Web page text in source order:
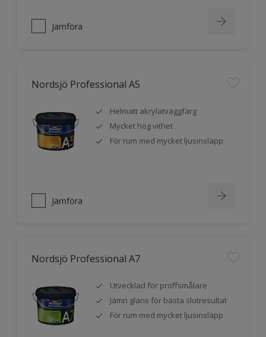
Jämföra
Nordsjö Professional A5
Helmatt akrylatväggfärg
Mycket hög vithet
För rum med mycket ljusinsläpp
Jämföra
Nordsjö Professional A7
Utvecklad för proffsmålare
Jämn glans för bästa slutresultat
För rum med mycket ljusinsläpp